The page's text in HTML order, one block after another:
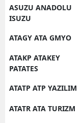
ASUZU ANADOLU
ISUZU
ATAGY ATA GMYO
ATAKP ATAKEY
PATATES
ATATP ATP YAZILIM
ATATR ATA TURIZM